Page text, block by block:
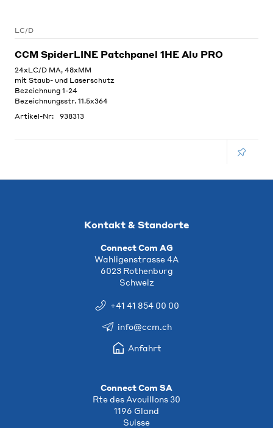
LC/D
CCM SpiderLINE Patchpanel 1HE Alu PRO
24xLC/D MA, 48xMM
mit Staub- und Laserschutz
Bezeichnung 1-24
Bezeichnungsstr. 11.5x364
Artikel-Nr:
938313
Kontakt & Standorte
Connect Com AG
Wahligenstrasse 4A
6023 Rothenburg
Schweiz
+41 41 854 00 00
info@ccm.ch
Anfahrt
Connect Com SA
Rte des Avouillons 30
1196 Gland
Suisse